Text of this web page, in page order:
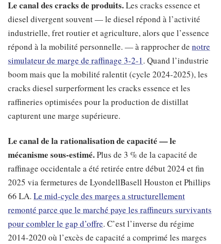
Le canal des cracks de produits.Les cracks essence et
diesel divergent souvent — le diesel répond à l’activité
industrielle, fret routier et agriculture, alors que l’essence
répond à la mobilité personnelle. — à rapprocher de notre
simulateur de marge de raffinage 3-2-1. Quand l’industrie
boom mais que la mobilité ralentit (cycle 2024-2025), les
cracks diesel surperforment les cracks essence et les
raffineries optimisées pour la production de distillat
capturent une marge supérieure.
Le canal de la rationalisation de capacité — le
mécanisme sous-estimé.Plus de 3 % de la capacité de
raffinage occidentale a été retirée entre début 2024 et fin
2025 via fermetures de LyondellBasell Houston et Phillips
66 LA. Le mid-cycle des marges a structurellement
remonté parce que le marché paye les raffineurs survivants
pour combler le gap d’offre. C’est l’inverse du régime
2014-2020 où l’excès de capacité a comprimé les marges